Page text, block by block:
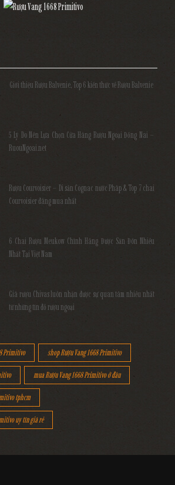
Giới thiệu Rượu Balvenie, Top 6 kiến thức về Rượu Balvenie
5 Lý Do Nên Lựa Chọn Cửa Hàng Rượu Ngoại Đồng Nai –
RuouNgoai.net
Rượu Courvoisier – Di sản Cognac nước Pháp & Top 7 chai
Courvoisier đáng mua nhất
6 Chai Rượu Meukow Chính Hãng Được Săn Đón Nhiều
Nhất Tại Việt Nam
Giá rượu Chivas luôn nhận được sự quan tâm nhiều nhất
từ những tín đồ rượu ngoại
Primitivo shop Rượu Vang 1668 Primitivo
mua Rượu Vang 1668 Primitivo ở đâu
tphcm
uy tín giá rẻ